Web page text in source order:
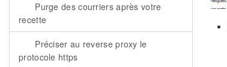
Purge des courriers après votre
recette
Préciser au reverse proxy le
protocole https